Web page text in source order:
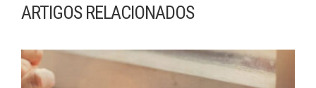
ARTIGOS RELACIONADOS